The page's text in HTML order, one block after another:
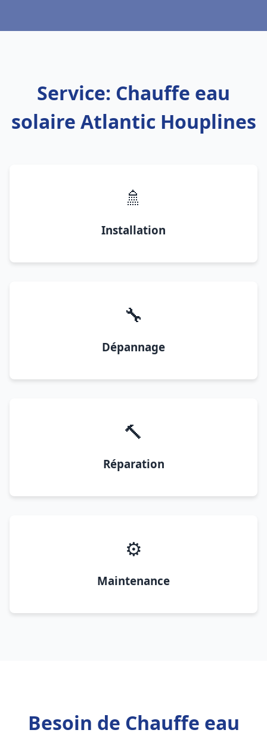
Service: Chauffe eau
solaire Atlantic Houplines
🚿
Installation
🔧
Dépannage
🔨
Réparation
⚙️
Maintenance
Besoin de Chauffe eau